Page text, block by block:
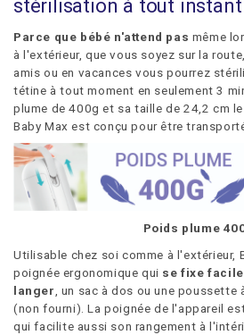
stérilisation à tout instant
Parce que bébé n'attend pas même
à l'extérieur, que vous soyez sur la
amis ou en vacances vous pourrez
tétine à tout moment en seulement 3
plume de 400g et sa taille de 24,2 cm
Baby Max est conçu pour être
Poids plume
Utilisable chez soi comme à l'extérieur,
poignée ergonomique qui se fixe
langer , un sac à dos ou une
(non fourni). La poignée de l'appareil
qui facilite aussi son rangement à